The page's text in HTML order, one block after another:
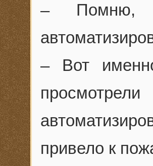
– Помню,
– Вот
привело к